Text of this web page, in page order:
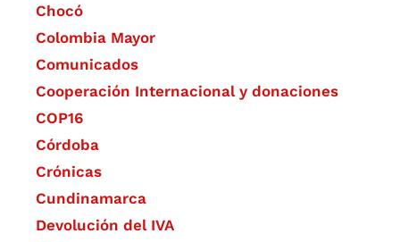
Chocó
Colombia Mayor
Comunicados
Cooperación Internacional y donaciones
COP16
Córdoba
Crónicas
Cundinamarca
Devolución del IVA